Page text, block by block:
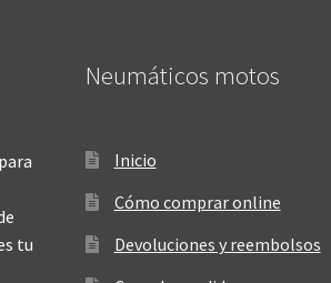
tu
Neumáticos motos
Inicio
Cómo comprar online
Devoluciones y reembolsos